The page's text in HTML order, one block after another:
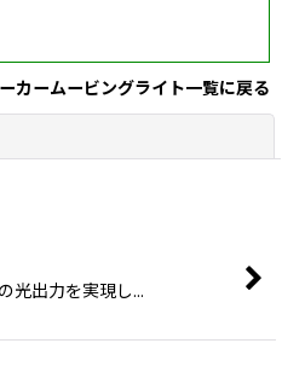
カームービングライト一覧に戻る
光出力を実現し…